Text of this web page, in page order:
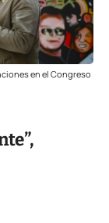
en el Congreso